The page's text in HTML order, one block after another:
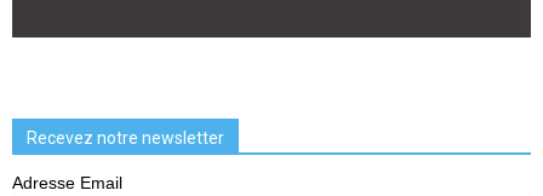
Recevez notre newsletter
Adresse Email